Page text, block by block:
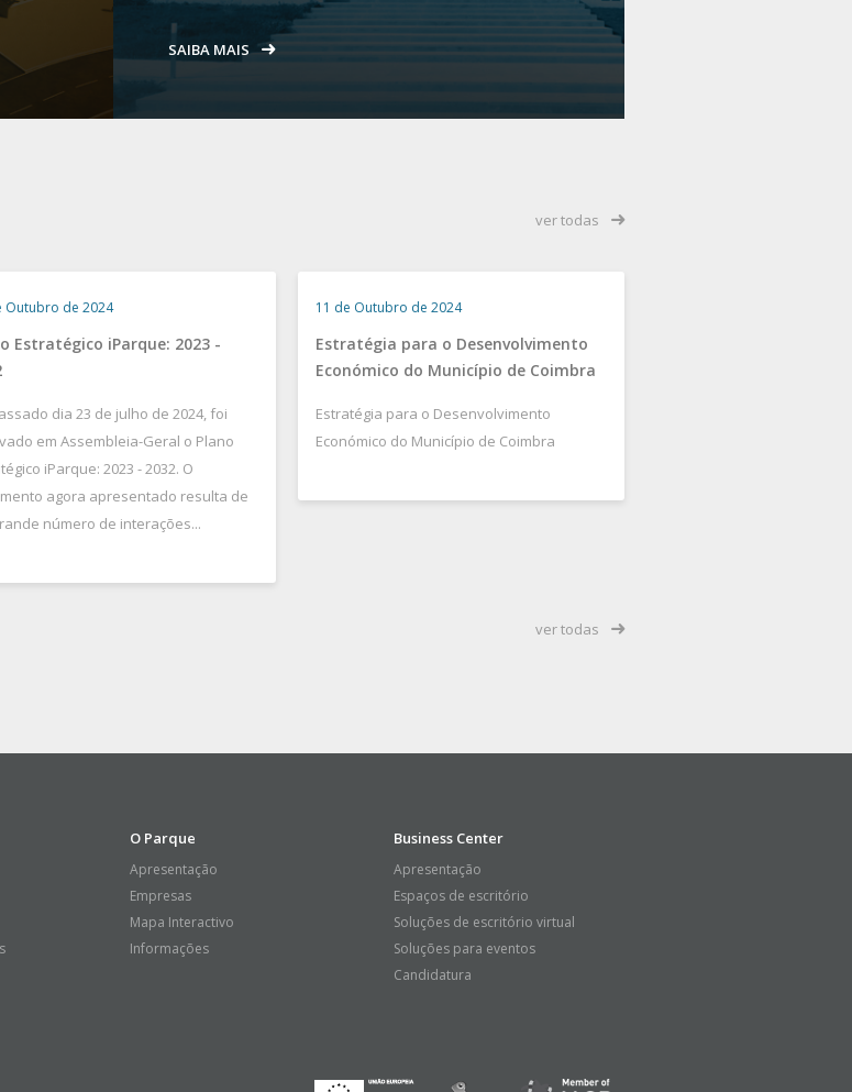
SAIBA MAIS
ver todas
Outubro de 2024
Estratégico iParque: 2023 -
dia 23 de julho de 2024, foi
em Assembleia-Geral o Plano
iParque: 2023 - 2032. O
agora apresentado resulta de
número de interações...
11 de Outubro de 2024
Estratégia para o Desenvolvimento
Económico do Município de Coimbra
Estratégia para o Desenvolvimento
Económico do Município de Coimbra
ver todas
O Parque
Apresentação
Empresas
Mapa Interactivo
Informações
Business Center
Apresentação
Espaços de escritório
Soluções de escritório virtual
Soluções para eventos
Candidatura